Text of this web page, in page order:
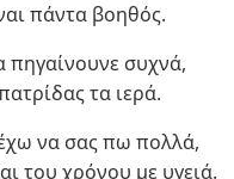
πάντα βοηθός.
πηγαίνουνε συχνά,
τα ιερά.
έχω να σας πω πολλά,
του χρόνου με υγειά.